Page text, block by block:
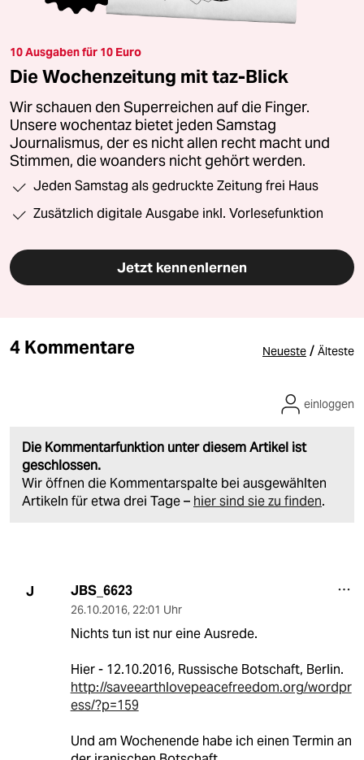
10 Ausgaben für 10 Euro
Die Wochenzeitung mit taz-Blick
Wir schauen den Superreichen auf die Finger.
Unsere wochentaz bietet jeden Samstag
Journalismus, der es nicht allen recht macht und
Stimmen, die woanders nicht gehört werden.
Jeden Samstag als gedruckte Zeitung frei Haus
Zusätzlich digitale Ausgabe inkl. Vorlesefunktion
Jetzt kennenlernen
4 Kommentare Neueste / Älteste
Die Kommentarfunktion unter diesem Artikel ist
geschlossen.
Wir öffnen die Kommentarspalte bei ausgewählten
Artikeln für etwa drei Tage – hier sind sie zu finden.
einloggen
J JBS_6623
26.10.2016, 22:01 Uhr
Nichts tun ist nur eine Ausrede.
Hier - 12.10.2016, Russische Botschaft, Berlin.
http://saveearthlovepeacefreedom.org/wordpr
ess/?p=159
Und am Wochenende habe ich einen Termin an